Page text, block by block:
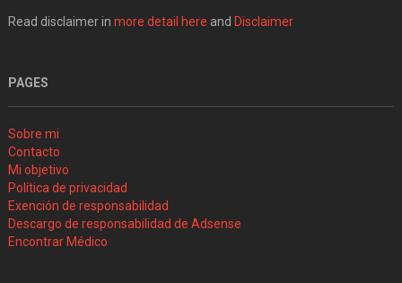
Read disclaimer in more detail here and Disclaimer
PAGES
Sobre mi
Contacto
Mi objetivo
Política de privacidad
Exención de responsabilidad
Descargo de responsabilidad de Adsense
Encontrar Médico